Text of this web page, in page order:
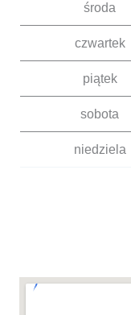
środa
czwartek
piątek
sobota
niedziela